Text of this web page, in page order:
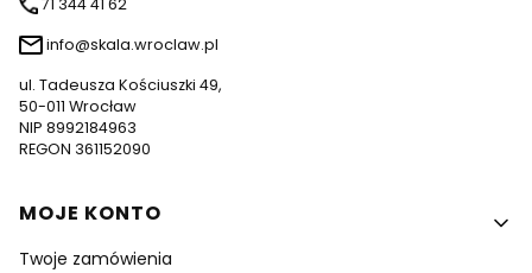
71 344 41 62
info@skala.wroclaw.pl
ul. Tadeusza Kościuszki 49,
50-011 Wrocław
NIP 8992184963
REGON 361152090
Linki w stopce
MOJE KONTO
Twoje zamówienia